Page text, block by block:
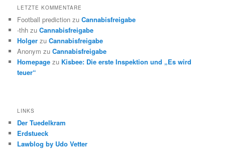
LETZTE KOMMENTARE
Football prediction zuCannabisfreigabe
-thh zuCannabisfreigabe
Holger zuCannabisfreigabe
Anonym zuCannabisfreigabe
Homepage zu Kisbee: Die erste Inspektion und „Es wird
teuer“
LINKS
Der Tuedelkram
Erdstueck
Lawblog by Udo Vetter